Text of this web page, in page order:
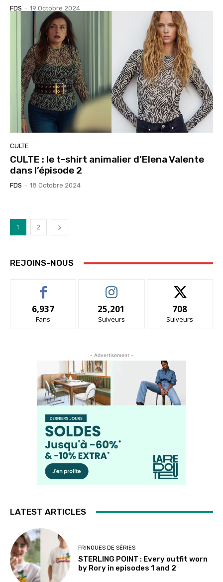
FDS - 19 Octobre 2024
CULTE
CULTE : le t-shirt animalier d’Elena Valente
dans l’épisode 2
FDS - 18 Octobre 2024
1 2
REJOINS-NOUS
6,937
Fans
25,201
Suiveurs
708
Suiveurs
- Advertisement -
LATEST ARTICLES
FRINGUES DE SÉRIES
STERLING POINT : Every outfit worn
by Rory in episodes 1 and 2